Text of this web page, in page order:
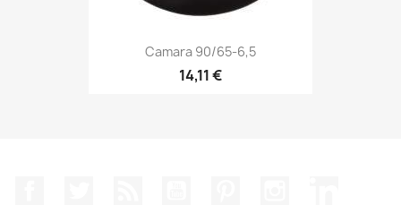
Camara 90/65-6,5
14,11 €